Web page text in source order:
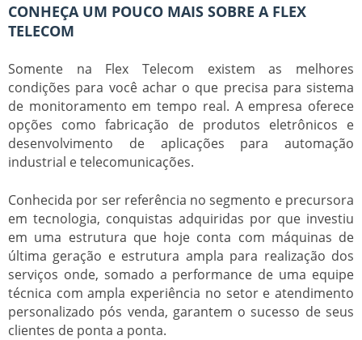
CONHEÇA UM POUCO MAIS SOBRE A FLEX
TELECOM
Somente na Flex Telecom existem as melhores
condições para você achar o que precisa para sistema
de monitoramento em tempo real. A empresa oferece
opções como fabricação de produtos eletrônicos e
desenvolvimento de aplicações para automação
industrial e telecomunicações.
Conhecida por ser referência no segmento e precursora
em tecnologia, conquistas adquiridas por que investiu
em uma estrutura que hoje conta com máquinas de
última geração e estrutura ampla para realização dos
serviços onde, somado a performance de uma equipe
técnica com ampla experiência no setor e atendimento
personalizado pós venda, garantem o sucesso de seus
clientes de ponta a ponta.